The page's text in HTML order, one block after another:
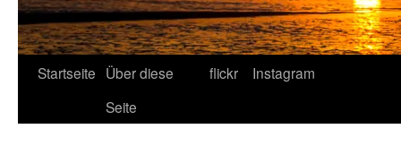
Startseite Über diese
Seite
flickr Instagram